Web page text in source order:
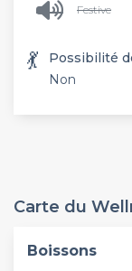
Festive
💃
Possibilité
Non
Carte du
Boissons